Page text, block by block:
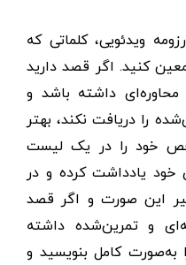
ویدئویی، کلماتی که
کنید. اگر قصد دارید
داشته باشد و
را دریافت نکند، بهتر
خود را در یک لیست
خود یادداشت کرده و در
این صورت و اگر قصد
و تمرین‌شده داشته
به‌صورت کامل بنویسید و